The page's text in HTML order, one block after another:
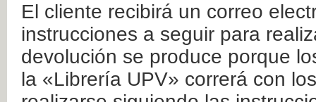
El cliente recibirá un correo
instrucciones a seguir para
devolución se produce porque
la «Librería UPV» correrá con